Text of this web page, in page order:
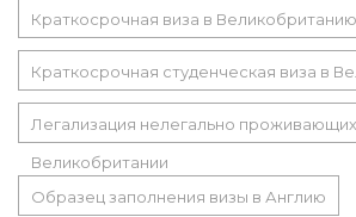
Краткосрочная виза в Великобританию
Краткосрочная студенческая виза в
Легализация нелегально
Великобритании
Образец заполнения визы в Англию